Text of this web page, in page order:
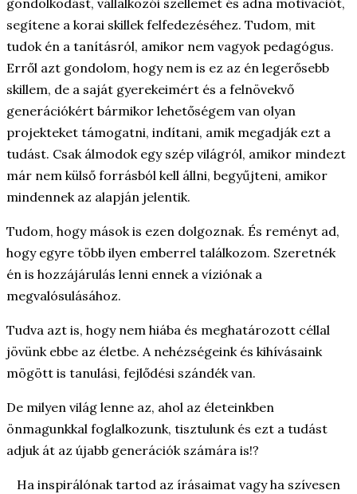
gondolkodást, vállalkozói szellemet és adna motivációt,
segítene a korai skillek felfedezéséhez. Tudom, mit
tudok én a tanításról, amikor nem vagyok pedagógus.
Erről azt gondolom, hogy nem is ez az én legerősebb
skillem, de a saját gyerekeimért és a felnövekvő
generációkért bármikor lehetőségem van olyan
projekteket támogatni, indítani, amik megadják ezt a
tudást. Csak álmodok egy szép világról, amikor mindezt
már nem külső forrásból kell állni, begyűjteni, amikor
mindennek az alapján jelentik.
Tudom, hogy mások is ezen dolgoznak. És reményt ad,
hogy egyre több ilyen emberrel találkozom. Szeretnék
én is hozzájárulás lenni ennek a víziónak a
megvalósulásához.
Tudva azt is, hogy nem hiába és meghatározott céllal
jövünk ebbe az életbe. A nehézségeink és kihívásaink
mögött is tanulási, fejlődési szándék van.
De milyen világ lenne az, ahol az életeinkben
önmagunkkal foglalkozunk, tisztulunk és ezt a tudást
adjuk át az újabb generációk számára is!?
Ha inspirálónak tartod az írásaimat vagy ha szívesen